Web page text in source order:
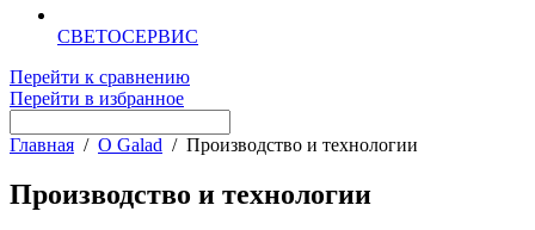
СВЕТОСЕРВИС
Перейти к сравнению
Перейти в избранное
Главная / О Galad / Производство и технологии
Производство и технологии